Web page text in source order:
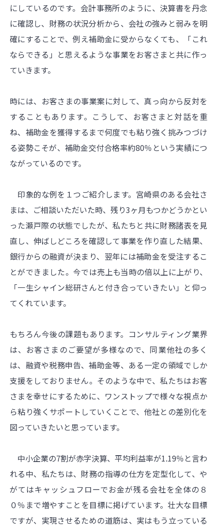
にしているのです。会計事務所のように、決算書を丹念
に確認し、財務の状況分析から、会社の強みと弱みを明
確にすることで、例え補助金に受からなくても、「これ
ならできる」と思えるような事業をお客さまと共に作っ
ていきます。
時には、お客さまの事業案に対して、真っ向から反対を
することもあります。こうして、お客さまと対話を重
ね、補助金を獲得するまで何度でも粘り強く挑みつづけ
る姿勢こそが、補助金交付合格率約80％という実績につ
ながっているのです。
印象的な例を１つご紹介します。宮崎県のある会社さ
まは、ご相談いただいた時、残り3ヶ月もつかどうかとい
った瀬戸際の状態でしたが、私たちと共に財務諸表を見
直し、伸ばしどころを確認して事業を作り直した結果、
銀行からの融資が決まり、翌年には補助金を受注するこ
とができました。今では売上も当時の倍以上に上がり、
「一生シャイン総研さんと付き合っていきたい」と仰っ
てくれています。
もちろん今後の課題もあります。コンサルティング業界
は、お客さまのご要望が多様なので、同業他社の多く
は、融資や税務申告、補助金等、ある一定の領域でしか
支援をしておりません。そのような中で、私たちはお客
さまを幸せにするために、ワンストップで様々な視点か
ら粘り強くサポートしていくことで、他社との差別化を
図っていきたいと思っています。
中小企業の7割が赤字決算、平均利益率が1.19％と言わ
れる中、私たちは、財務の指導の仕方を定型化して、や
がてはキャッシュフローでお金が残る会社を全体の８
０％まで増やすことを目標に掲げています。壮大な目標
ですが、実現させるための道筋は、実はもう立っている